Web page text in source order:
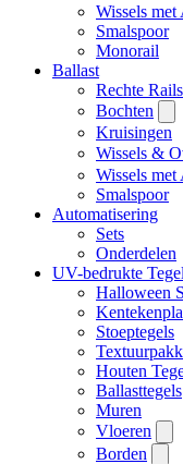
Wissels met
Smalspoor
Monorail
Ballast
Rechte Rails
Bochten
Kruisingen
Wissels &
Wissels met
Smalspoor
Automatisering
Sets
Onderdelen
UV-bedrukte
Halloween
Stoeptegels
Houten
Ballasttegels
Muren
Vloeren
Borden